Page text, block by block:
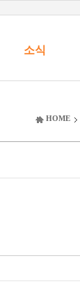
소식
HOME